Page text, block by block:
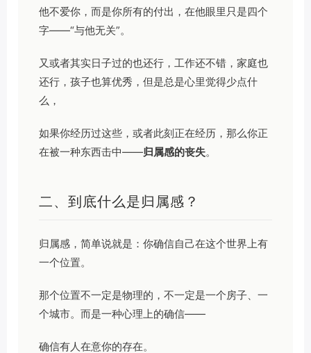
他不爱你，而是你所有的付出，在他眼里只是四个
字——“与他无关”。
又或者其实日子过的也还行，工作还不错，家庭也
还行，孩子也算优秀，但是总是心里觉得少点什
么，
如果你经历过这些，或者此刻正在经历，那么你正
在被一种东西击中——归属感的丧失。
二、到底什么是归属感？
归属感，简单说就是：你确信自己在这个世界上有
一个位置。
那个位置不一定是物理的，不一定是一个房子、一
个城市。而是一种心理上的确信——
确信有人在意你的存在。